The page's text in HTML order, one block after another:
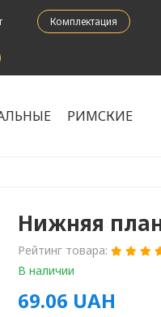
Комплектация
РИМСКИЕ
Нижняя
Рейтинг товара:
В наличии
69.06 UAH